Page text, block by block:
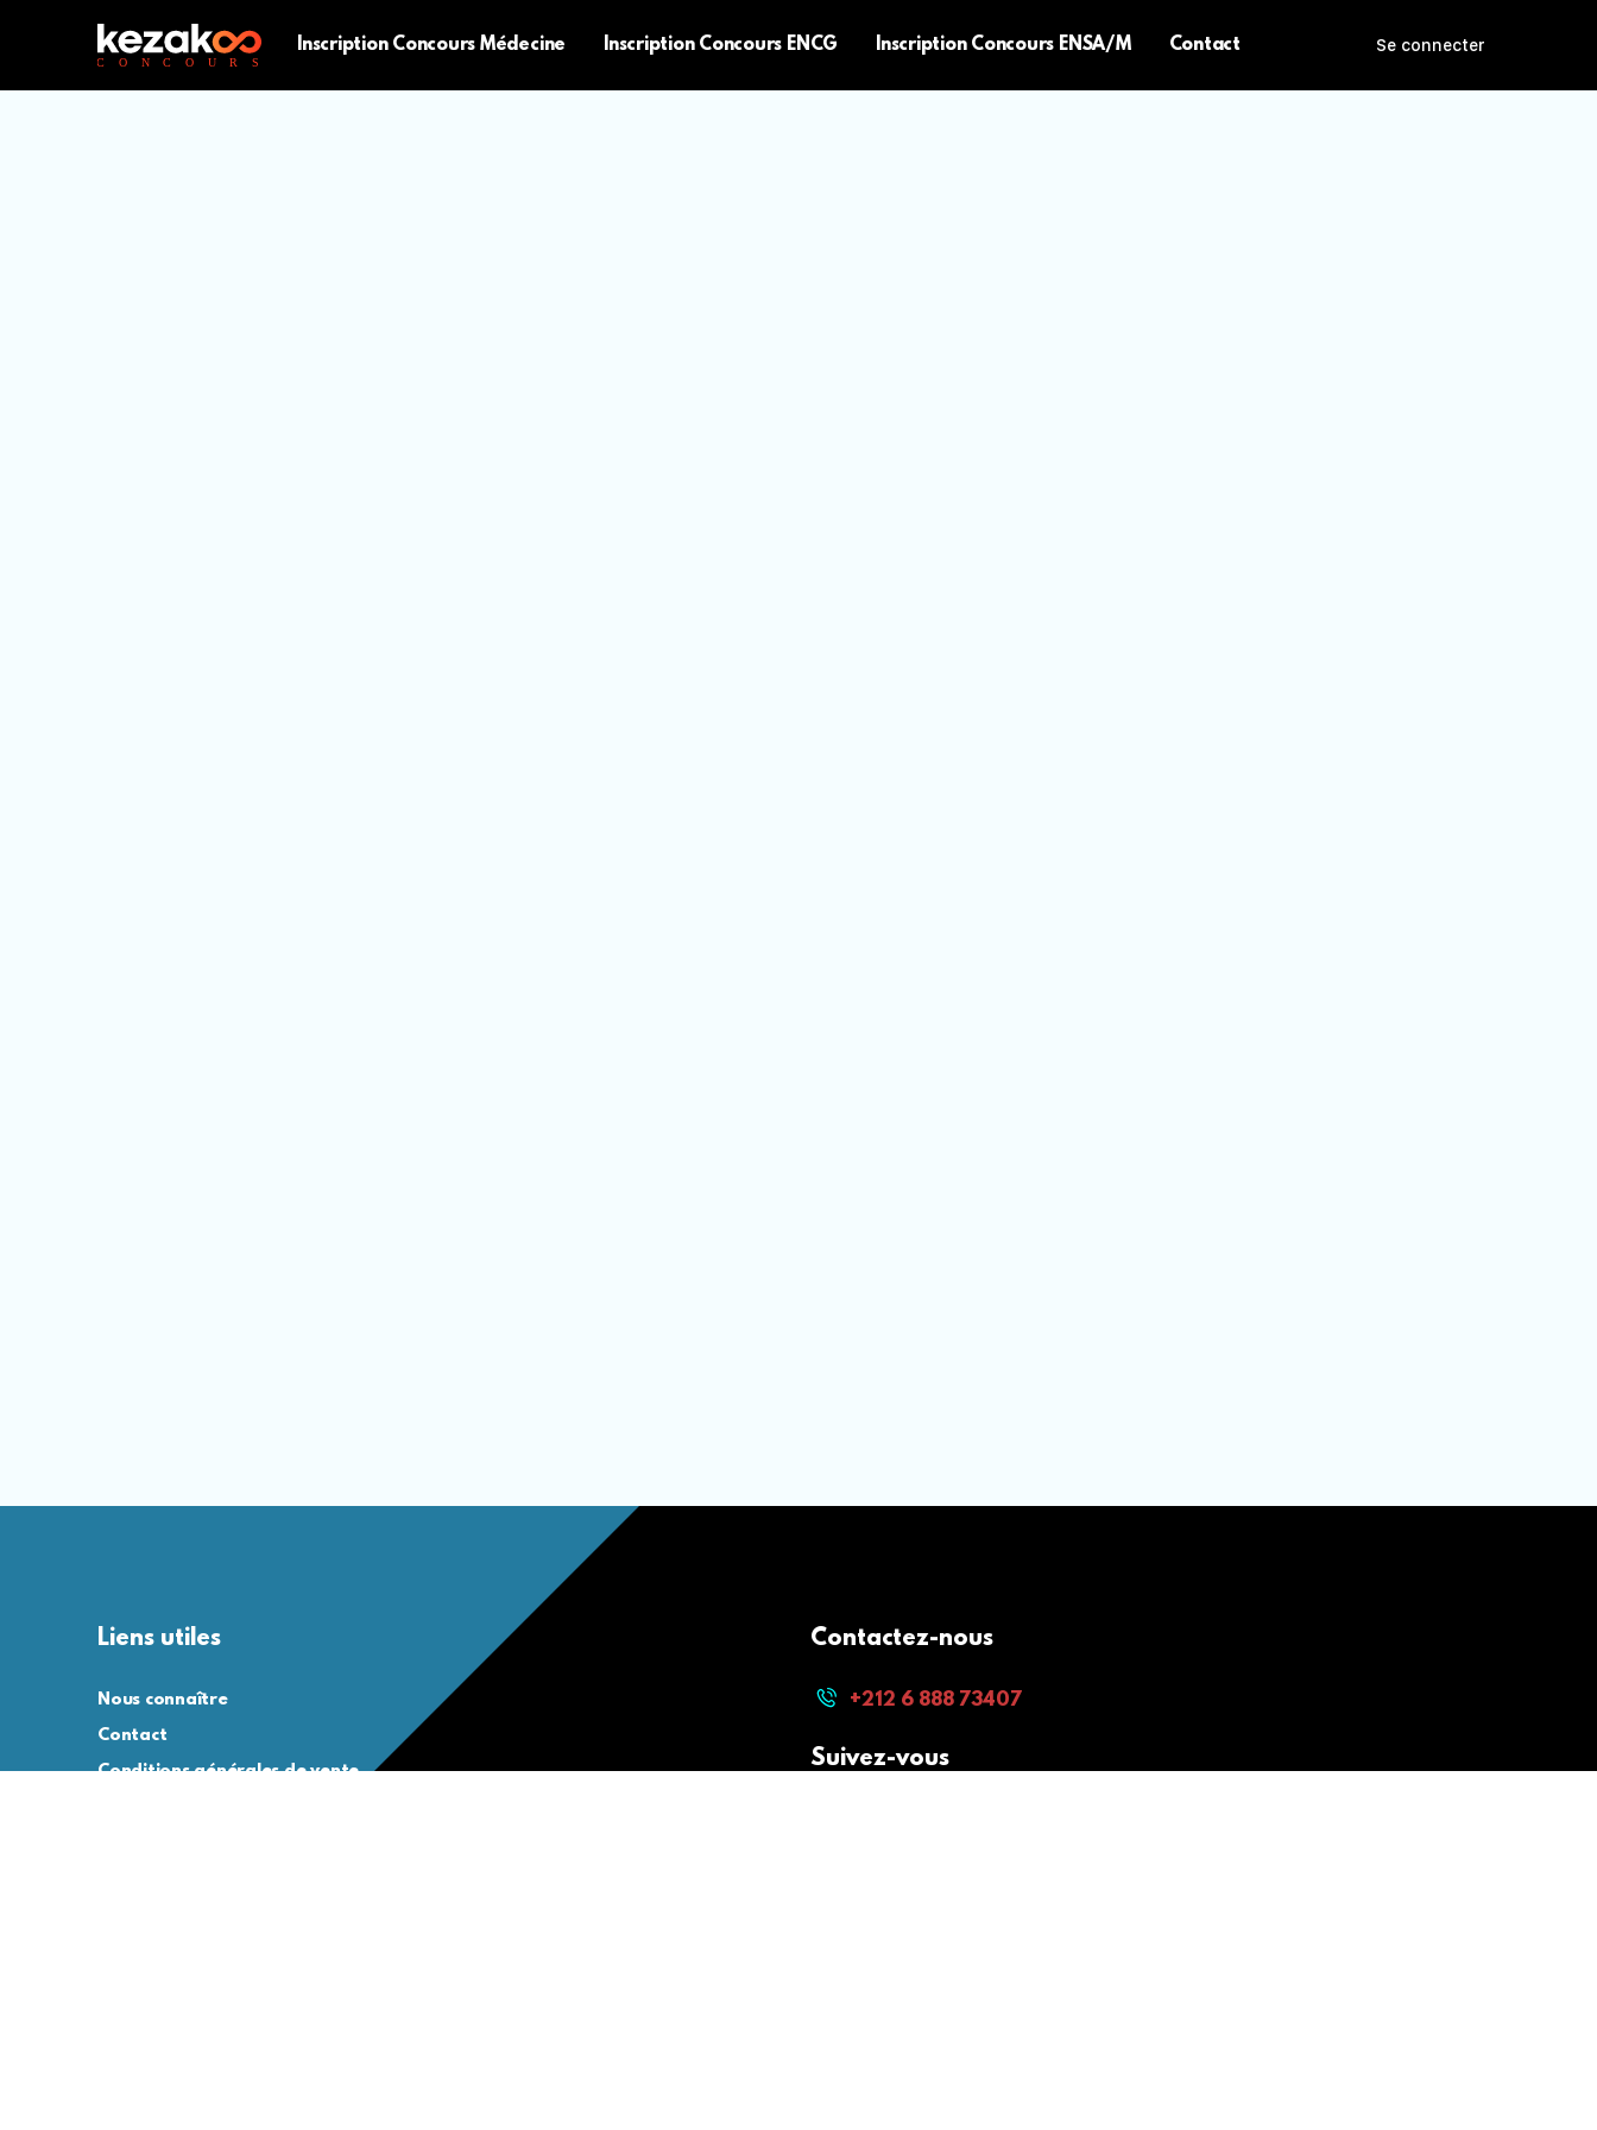
Inscription Concours Médecine Inscription Concours ENCG Inscription Concours ENSA/M Contact Se connecter
Liens utiles
Nous connaître
Contact
Conditions générales de vente
Contactez-nous
+212 6 888 73407
Suivez-vous